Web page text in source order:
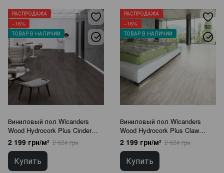
РАСПРОДАЖА
−16%
ТОВАР В НАЛИЧИИ
Виниловый пол Wicanders
Wood Hydrocork Plus Cinder
Oak B5R7002
2 199 грн/м² 2 624 грн
Купить
РАСПРОДАЖА
−16%
ТОВАР В НАЛИЧИИ
Виниловый пол Wicanders
Wood Hydrocork Plus Claw
Silver Oak B5V3003
2 199 грн/м² 2 624 грн
Купить